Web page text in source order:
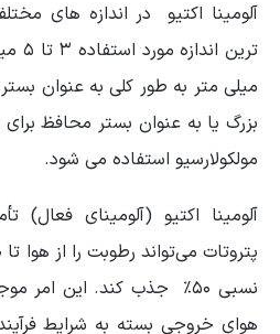
آلومینا اکتیو در اندازه های
میلی متر به طور کلی به عنوان
بزرگ یا به عنوان بستر محافظ
مولکولارسیو استفاده می شود.
آلومینا اکتیو (آلومینای
نسبی ۵۰٪ جذب کند. این